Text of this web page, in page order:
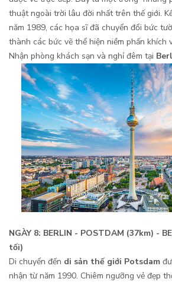
thuật ngoài trời lâu đời nhất trên thế giới.
năm 1989, các họa sĩ đã chuyển đổi bức
thành các bức vẽ thể hiện niềm phấn khích
Nhận phòng khách sạn và nghỉ đêm tại
NGÀY 8: BERLIN - POSTDAM (37km) -
tối)
Di chuyển đến di sản thế giới Potsdam
nhận từ năm 1990. Chiêm ngưỡng vẻ đẹp